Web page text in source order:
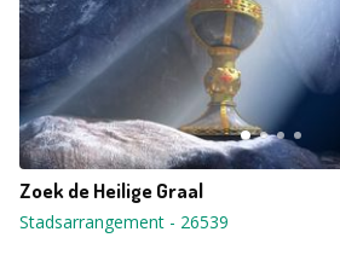
Zoek de Heilige Graal
Stadsarrangement - 26539